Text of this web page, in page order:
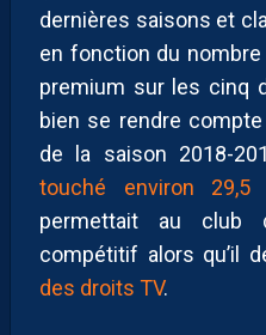
dernières saisons et
en fonction du
premium sur les cinq
bien se rendre
de la saison 2018-
touché environ 29,5
permettait au club
compétitif alors qu’il
des droits TV.